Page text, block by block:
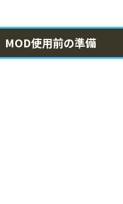
MOD使用前の準備